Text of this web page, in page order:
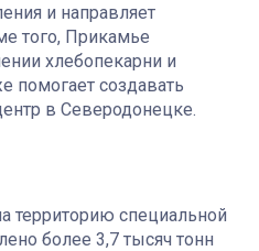
и направляет
того, Прикамье
хлебопекарни и
помогает создавать
в Северодонецке.
территорию специальной
более 3,7 тысяч тонн